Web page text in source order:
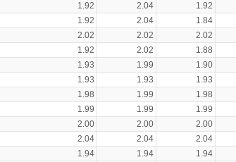
1.92 2.04 1.92
1.92 2.04 1.84
2.02 2.02 2.02
1.92 2.02 1.88
1.93 1.99 1.90
1.93 1.93 1.93
1.98 1.99 1.98
1.99 1.99 1.99
2.00 2.00 2.00
2.04 2.04 2.04
1.94 1.94 1.94